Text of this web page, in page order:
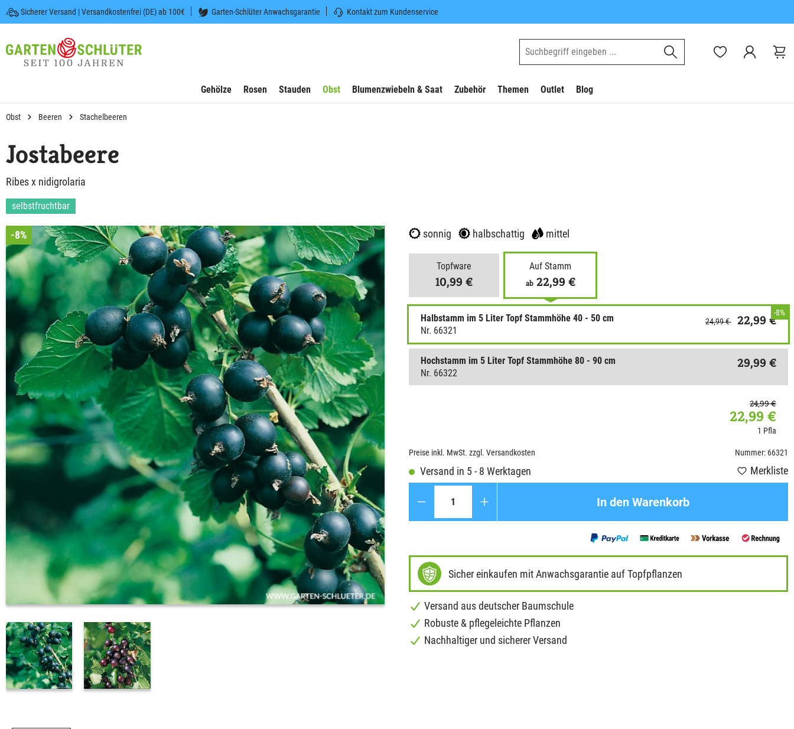
Zur Hauptnavigation springen
Sicherer Versand | Versandkostenfrei (DE) ab 100€ Garten-Schlüter Anwachsgarantie Kontakt zum Kundenservice
Gehölze Rosen Stauden Obst Blumenzwiebeln & Saat Zubehör Themen Outlet Blog
Obst Beeren Stachelbeeren
-8%
Jostabeere
Ribes x nidigrolaria
selbstfruchtbar
sonnig halbschattig mittel
Topfware
10,99 €
Auf Stamm
ab 22,99 €
-8%
Halbstamm im 5 Liter Topf Stammhöhe 40 - 50 cm
Nr. 66321
24,99 € 22,99 €
Hochstamm im 5 Liter Topf Stammhöhe 80 - 90 cm
Nr. 66322
29,99 €
24,99 €
22,99 €
1 Pfla
Preise inkl. MwSt. zzgl. Versandkosten Nummer: 66321
Versand in 5 - 8 Werktagen
Merkliste
In den Warenkorb
Sicher einkaufen mit Anwachsgarantie auf Topfpflanzen
Versand aus deutscher Baumschule
Robuste & pflegeleichte Pflanzen
Nachhaltiger und sicherer Versand